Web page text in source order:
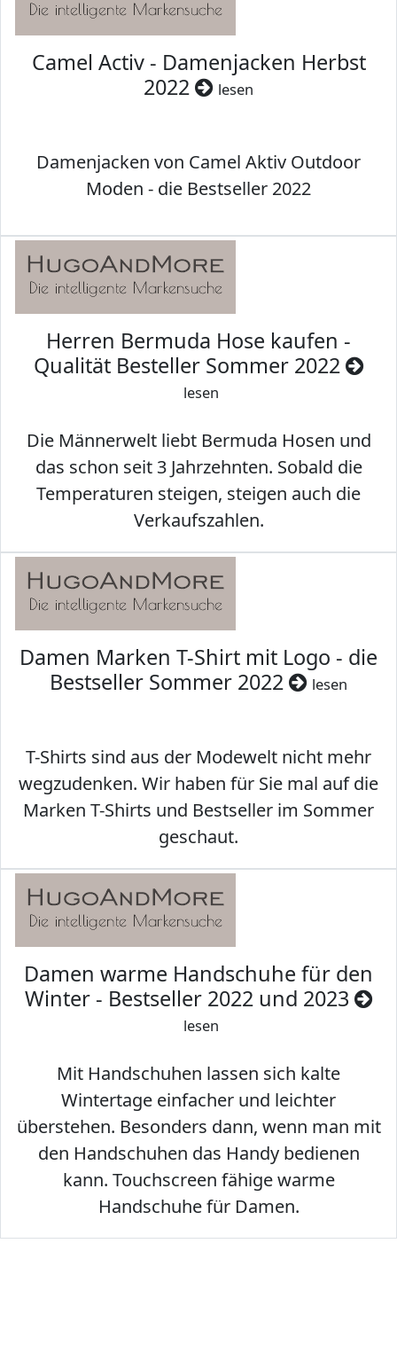
Camel Activ - Damenjacken Herbst
2022
lesen
Damenjacken von Camel Aktiv Outdoor
Moden - die Bestseller 2022
Herren Bermuda Hose kaufen -
Qualität Besteller Sommer 2022
lesen
Die Männerwelt liebt Bermuda Hosen und
das schon seit 3 Jahrzehnten. Sobald die
Temperaturen steigen, steigen auch die
Verkaufszahlen.
Damen Marken T-Shirt mit Logo - die
Bestseller Sommer 2022
lesen
T-Shirts sind aus der Modewelt nicht mehr
wegzudenken. Wir haben für Sie mal auf die
Marken T-Shirts und Bestseller im Sommer
geschaut.
Damen warme Handschuhe für den
Winter - Bestseller 2022 und 2023
lesen
Mit Handschuhen lassen sich kalte
Wintertage einfacher und leichter
überstehen. Besonders dann, wenn man mit
den Handschuhen das Handy bedienen
kann. Touchscreen fähige warme
Handschuhe für Damen.